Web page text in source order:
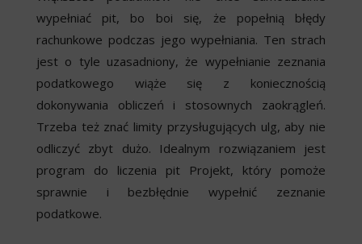
wypełniać pit, bo boi się, że popełnią błędy
rachunkowe podczas jego wypełniania. Ten strach
jest o tyle uzasadniony, że wypełnianie zeznania
podatkowego wiąże się z koniecznością
dokonywania obliczeń i stosownych zaokrągleń.
Trzeba też znać limity przysługujących ulg, aby nie
odliczyć zbyt dużo. Idealnym rozwiązaniem jest
program do liczenia pit Projekt, który pomoże
sprawnie i bezbłędnie wypełnić zeznanie
podatkowe.